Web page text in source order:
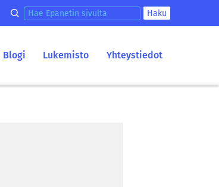
Hae epanetin sivulta Haku
Blogi Lukemisto Yhteystiedot